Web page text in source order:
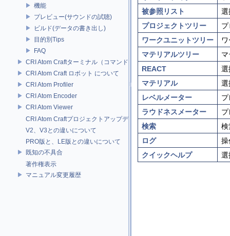
機能
プレビュー(サウンドの試聴)
ビルド(データの書き出し)
目的別Tips
FAQ
CRI Atom Craftターミナル（コマンドライン）ビルドについて
CRI Atom Craft ロボット について
CRI Atom Profiler
CRI Atom Encoder
CRI Atom Viewer
CRI Atom Craftプロジェクトアップデータについて
V2、V3との違いについて
PRO版と、LE版との違いについて
既知の不具合
著作権表示
マニュアル変更履歴
被参照リスト
選
プロジェクトツリー
ワークユニットツリー
マテリアルツリー
REACT
選
マテリアル
選
レベルメーター
ラウドネスメーター
検索
検
ログ
操
クイックヘルプ
選